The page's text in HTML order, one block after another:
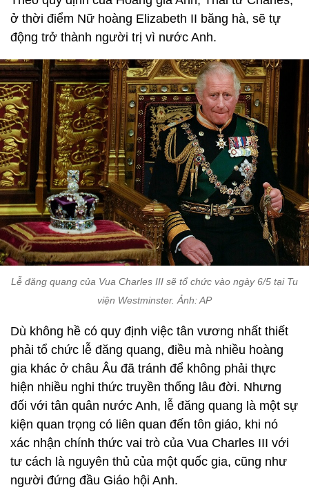
ở thời điểm Nữ hoàng Elizabeth II băng hà, sẽ tự
động trở thành người trị vì nước Anh.
Lễ đăng quang của Vua Charles III sẽ tổ chức vào ngày 6/5 tại Tu
viện Westminster. Ảnh: AP
Dù không hề có quy định việc tân vương nhất thiết
phải tổ chức lễ đăng quang, điều mà nhiều hoàng
gia khác ở châu Âu đã tránh để không phải thực
hiện nhiều nghi thức truyền thống lâu đời. Nhưng
đối với tân quân nước Anh, lễ đăng quang là một sự
kiện quan trọng có liên quan đến tôn giáo, khi nó
xác nhận chính thức vai trò của Vua Charles III với
tư cách là nguyên thủ của một quốc gia, cũng như
người đứng đầu Giáo hội Anh.